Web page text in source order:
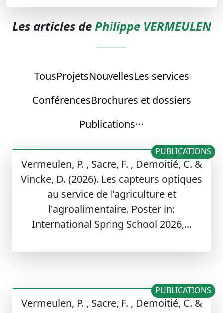
Les articles dePhilippe VERMEULEN
TousProjetsNouvellesLes services
ConférencesBrochures et dossiers
Publications
Vermeulen, P. , Sacre, F. , Demoitié, C. &
Vincke, D. (2026). Les capteurs optiques
au service de l'agriculture et
l'agroalimentaire. Poster in:
International Spring School 2026,...
PUBLICATIONS
Vermeulen, P. , Sacre, F. , Demoitié, C. &
PUBLICATIONS